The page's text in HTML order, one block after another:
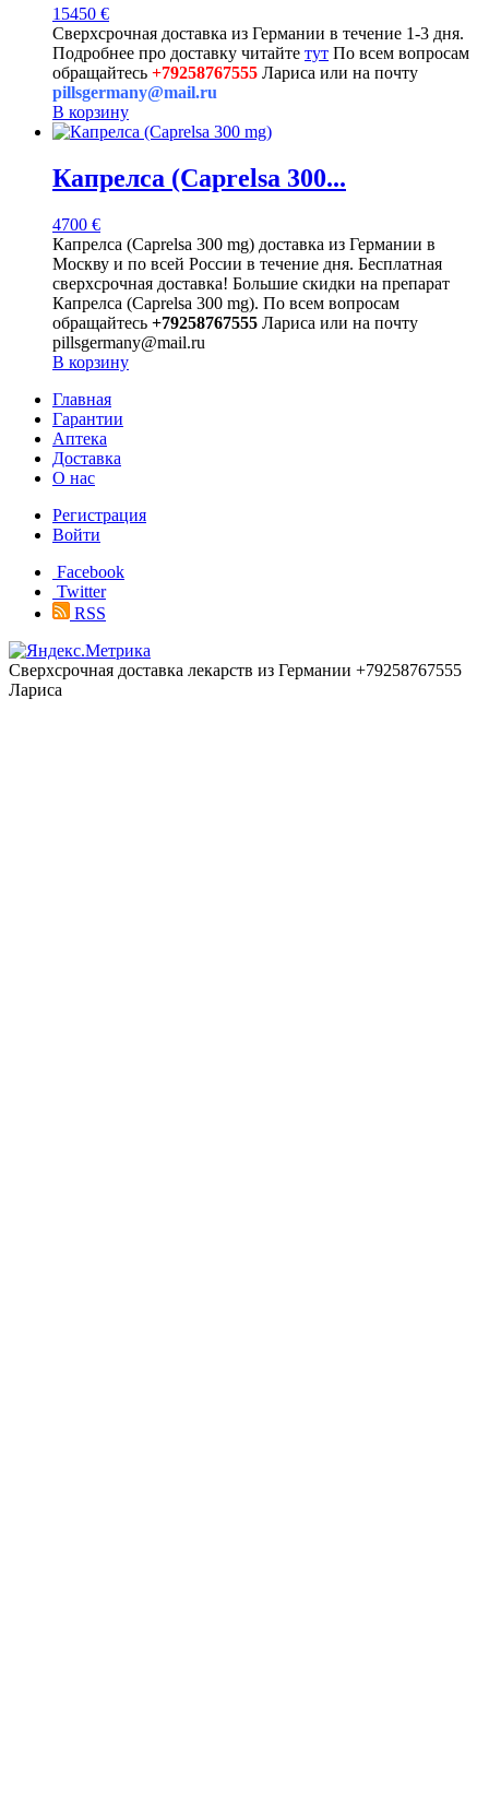
15450 €
Сверхсрочная доставка из Германии в течение 1-3 дня.
Подробнее про доставку читайте тут По всем вопросам
обращайтесь +79258767555 Лариса или на почту
pillsgermany@mail.ru
В корзину
Капрелса (Caprelsa 300...
4700 €
Капрелса (Caprelsa 300 mg) доставка из Германии в
Москву и по всей России в течение дня. Бесплатная
сверхсрочная доставка! Большие скидки на препарат
Капрелса (Caprelsa 300 mg). По всем вопросам
обращайтесь +79258767555 Лариса или на почту
pillsgermany@mail.ru
В корзину
Главная
Гарантии
Аптека
Доставка
О нас
Регистрация
Войти
Facebook
Twitter
RSS
Сверхсрочная доставка лекарств из Германии +79258767555
Лариса